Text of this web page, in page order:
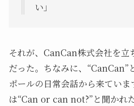
い」
それが、CanCan株式会社を立
だった。ちなみに、“CanCan”
ポールの日常会話から来ていま
は“Can or can not?”と聞かれ